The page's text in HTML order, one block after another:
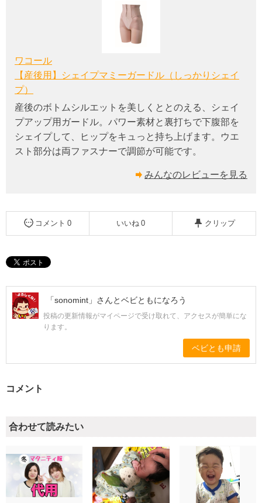
ワコール
【産後用】シェイプマミーガードル（しっかりシェイ
プ）
産後のボトムシルエットを美しくととのえる、シェイ
プアップ用ガードル。パワー素材と裏打ちで下腹部を
シェイプして、ヒップをキュっと持ち上げます。ウエ
スト部分は両ファスナーで調節が可能です。
みんなのレビューを見る
コメント 0 いいね 0 クリップ
「sonomint」さんとベビともになろう
投稿の更新情報がマイページで受け取れて、アクセスが簡単にな
ります。
ベビとも申請
コメント
合わせて読みたい